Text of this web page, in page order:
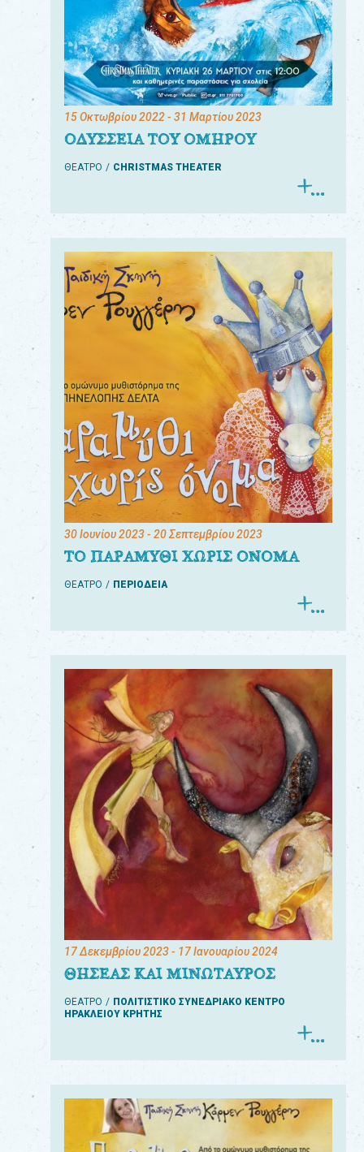
15 Οκτωβρίου 2022- 31 Μαρτίου 2023
ΟΔΥΣΣΕΙΑ ΤΟΥ ΟΜΗΡΟΥ
ΘΕΑΤΡΟ CHRISTMAS THEATER
30 Ιουνίου 2023- 20 Σεπτεμβρίου 2023
ΤΟ ΠΑΡΑΜΥΘΙ ΧΩΡΙΣ ΟΝΟΜΑ
ΘΕΑΤΡΟ ΠΕΡΙΟΔΕΙΑ
17 Δεκεμβρίου 2023- 17 Ιανουαρίου 2024
ΘΗΣΕΑΣ ΚΑΙ ΜΙΝΩΤΑΥΡΟΣ
ΘΕΑΤΡΟ
ΠΟΛΙΤΙΣΤΙΚΟ ΣΥΝΕΔΡΙΑΚΟ ΚΕΝΤΡΟ
ΗΡΑΚΛΕΙΟΥ ΚΡΗΤΗΣ